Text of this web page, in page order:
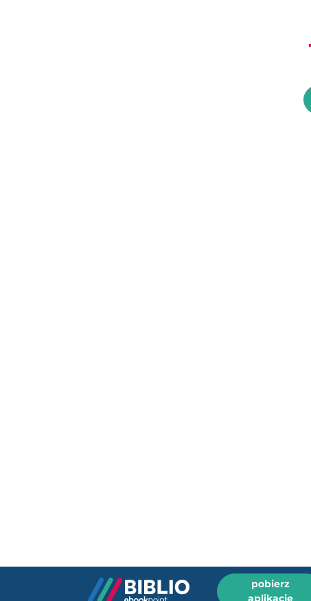
pobierz
aplikację